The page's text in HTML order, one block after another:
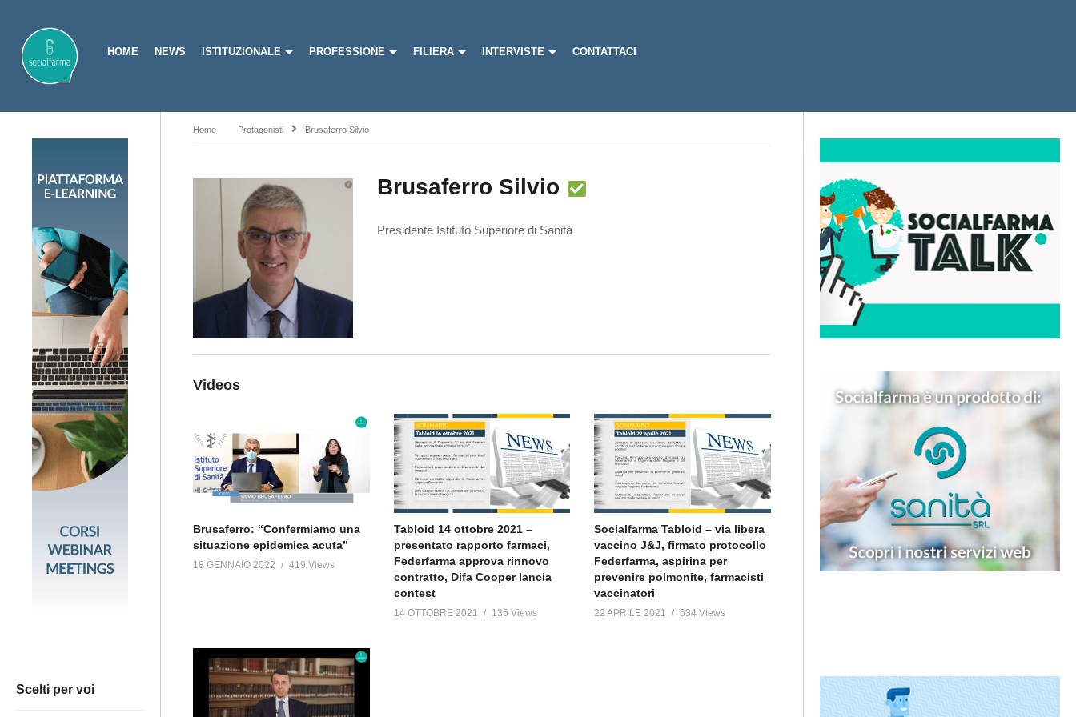
HOME NEWS ISTITUZIONALE PROFESSIONE FILIERA INTERVISTE CONTATTACI
Scelti per voi
Home Protagonisti Brusaferro Silvio
Brusaferro Silvio
Presidente Istituto Superiore di Sanità
Videos
Brusaferro: “Confermiamo una
situazione epidemica acuta”
18 GENNAIO 2022 419 Views
Tabloid 14 ottobre 2021 –
presentato rapporto farmaci,
Federfarma approva rinnovo
contratto, Difa Cooper lancia
contest
14 OTTOBRE 2021 135 Views
Socialfarma Tabloid – via libera
vaccino J&J, firmato protocollo
Federfarma, aspirina per
prevenire polmonite, farmacisti
vaccinatori
22 APRILE 2021 634 Views